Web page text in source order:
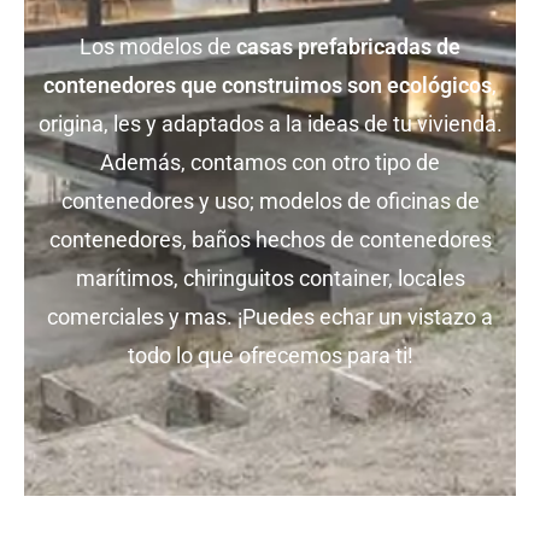
Los modelos de casas prefabricadas de
contenedores que construimos son ecológicos,
origina, les y adaptados a la ideas de tu vivienda.
Además, contamos con otro tipo de
contenedores y uso; modelos de oficinas de
contenedores, baños hechos de contenedores
marítimos, chiringuitos container, locales
comerciales y mas. ¡Puedes echar un vistazo a
todo lo que ofrecemos para ti!